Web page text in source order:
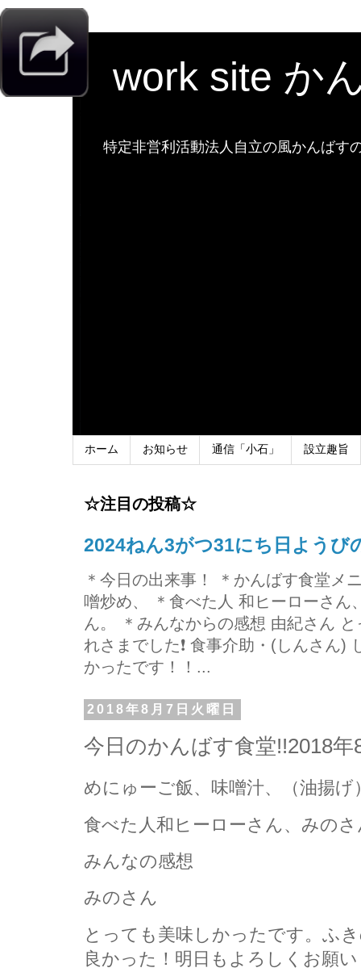
work site か
特定非営利活動法人自立の風かんばす
ホーム お知らせ 通信「小石」 設立趣旨
☆注目の投稿☆
2024ねん3がつ31にち日ようび
＊今日の出来事！ ＊かんばす食堂メ
噌炒め、 ＊食べた人 和ヒーローさん
ん。 ＊みんなからの感想 由紀さん
れさまでした❗ 食事介助・(しんさん)
かったです！！...
2018年8月7日火曜日
今日のかんばす食堂!!2018年
めにゅーご飯、味噌汁、（油揚
食べた人和ヒーローさん、みの
みんなの感想
みのさん
とっても美味しかったです。ふ
良かった！明日もよろしくお願